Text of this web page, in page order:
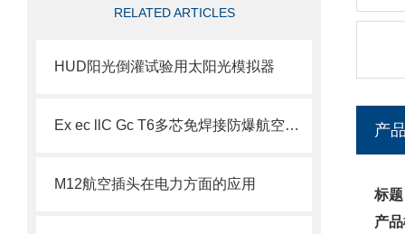
RELATED ARTICLES
HUD阳光倒灌试验用太阳光模拟器
Ex ec llC Gc T6多芯免焊接防爆航空插头插座
M12航空插头在电力方面的应用
产
标
产